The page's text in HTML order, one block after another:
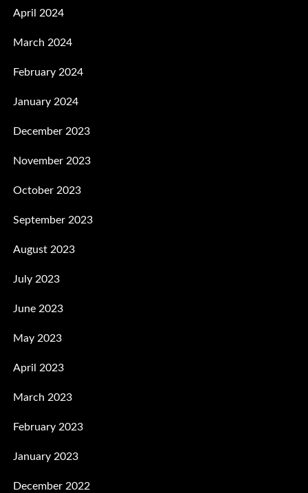
April 2024
March 2024
February 2024
January 2024
December 2023
November 2023
October 2023
September 2023
August 2023
July 2023
June 2023
May 2023
April 2023
March 2023
February 2023
January 2023
December 2022